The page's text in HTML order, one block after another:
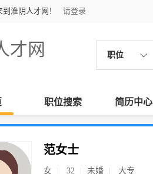
淮阴人才网！ 请登录
才网 职位
职位搜索 简历中心
范女士
女 32 未婚 大专